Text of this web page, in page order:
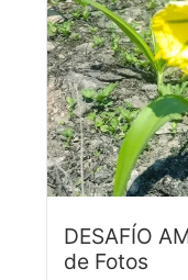
DESAFÍO
de Fotos